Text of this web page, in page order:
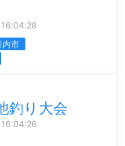
内市
釣り大会